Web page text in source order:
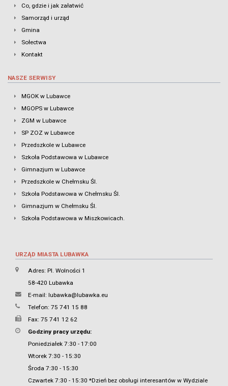
Co, gdzie i jak załatwić
Samorząd i urząd
Gmina
Sołectwa
Kontakt
NASZE SERWISY
MGOK w Lubawce
MGOPS w Lubawce
ZGM w Lubawce
SP ZOZ w Lubawce
Przedszkole w Lubawce
Szkoła Podstawowa w Lubawce
Gimnazjum w Lubawce
Przedszkole w Chełmsku Śl.
Szkoła Podstawowa w Chełmsku Śl.
Gimnazjum w Chełmsku Śl.
Szkoła Podstawowa w Miszkowicach.
URZĄD MIASTA LUBAWKA
Adres: Pl. Wolności 1
58-420 Lubawka
E-mail: lubawka@lubawka.eu
Telefon: 75 741 15 88
Fax: 75 741 12 62
Godziny pracy urzędu:
Poniedziałek 7:30 - 17:00
Wtorek 7:30 - 15:30
Środa 7:30 - 15:30
Czwartek 7:30 - 15:30 *Dzień bez obsługi interesantów w Wydziale